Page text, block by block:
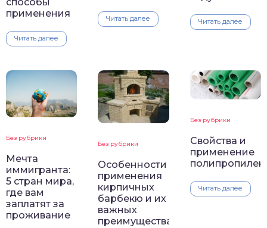
применения
Читать далее
Читать далее Читать далее
Без рубрики
Мечта
иммигранта:
5 стран мира,
где вам
заплатят за
проживание
Без рубрики
Особенности
применения
кирпичных
барбекю и их
важных
преимущества
Без рубрики
Свойства и
применение
Читать далее